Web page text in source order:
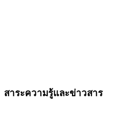
สาระความรู้และข่าวสาร